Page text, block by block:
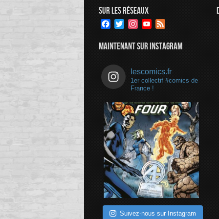
SUR LES RÉSEAUX
Facebook
TwitterInstagramYouTube
MAINTENANT SUR INSTAGRAM
lescomics.fr
1er collectif #comics de
France !
Suivez-nous sur Instagram